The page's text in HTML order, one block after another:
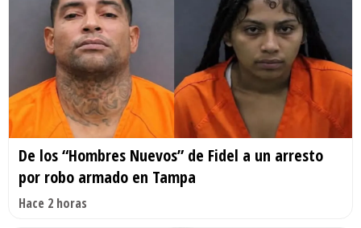
De los “Hombres Nuevos” de Fidel a un arresto
por robo armado en Tampa
Hace 2 horas